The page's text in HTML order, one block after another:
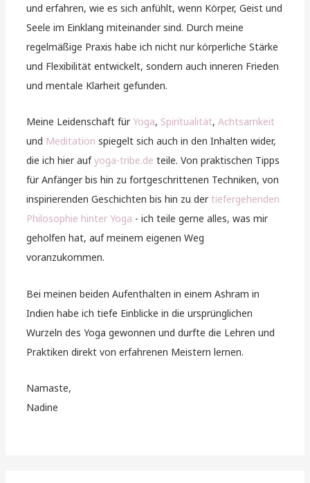
und erfahren, wie es sich anfühlt, wenn Körper, Geist und
Seele im Einklang miteinander sind. Durch meine
regelmäßige Praxis habe ich nicht nur körperliche Stärke
und Flexibilität entwickelt, sondern auch inneren Frieden
und mentale Klarheit gefunden.
Meine Leidenschaft für Yoga, Spiritualität,Achtsamkeit
und Meditation spiegelt sich auch in den Inhalten wider,
die ich hier aufyoga-tribe.de teile. Von praktischen Tipps
für Anfänger bis hin zu fortgeschrittenen Techniken, von
inspirierenden Geschichten bis hin zu der tiefergehenden
Philosophie hinter Yoga - ich teile gerne alles, was mir
geholfen hat, auf meinem eigenen Weg
voranzukommen.
Bei meinen beiden Aufenthalten in einem Ashram in
Indien habe ich tiefe Einblicke in die ursprünglichen
Wurzeln des Yoga gewonnen und durfte die Lehren und
Praktiken direkt von erfahrenen Meistern lernen.
Namaste,
Nadine